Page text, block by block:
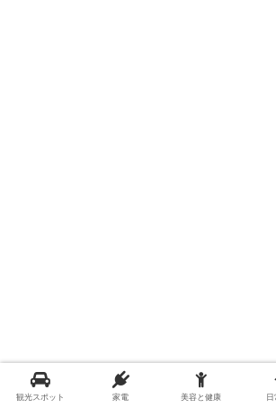
美容と健康
観光スポット 家電 美容と健康